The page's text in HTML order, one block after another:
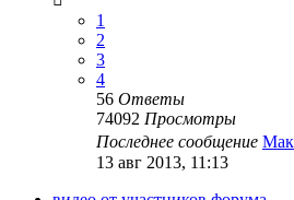
1
2
3
4
56 Ответы
74092 Просмотры
Последнее сообщение
13 авг 2013, 11:13